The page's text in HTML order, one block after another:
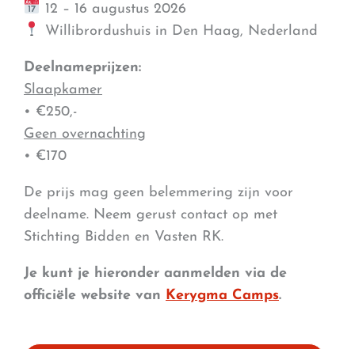
12 – 16 augustus 2026
Willibrordushuis in Den Haag, Nederland
Deelnameprijzen:
Slaapkamer
• €250,-
Geen overnachting
• €170
De prijs mag geen belemmering zijn voor
deelname. Neem gerust contact op met
Stichting Bidden en Vasten RK.
Je kunt je hieronder aanmelden via de
officiële website van Kerygma Camps.